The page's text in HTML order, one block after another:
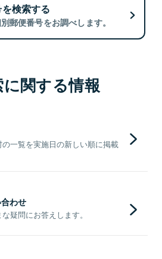
検索する
郵便番号をお調べします。
関する情報
一覧を実施日の新しい順に掲載
わせ
疑問にお答えします。